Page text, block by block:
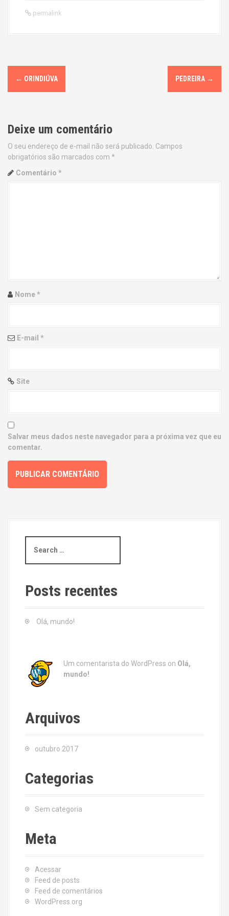
permalink
P
o
t
n
a
i
n
← ORINDIÚVA PEDREIRA →
Deixe um comentário
O seu endereço de e-mail não será publicado. Campos
obrigatórios são marcados com *
Comentário *
Nome*
E-mail *
Site
Salvar meus dados neste navegador para a próxima vez que eu
comentar.
a
c
h
Posts recentes
Olá, mundo!
Um comentarista do WordPress on Olá,
mundo!
Arquivos
outubro 2017
Categorias
Sem categoria
Meta
Acessar
Feed de posts
Feed de comentários
WordPress.org